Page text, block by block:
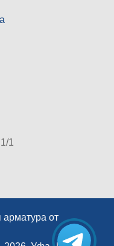
1
арматура от